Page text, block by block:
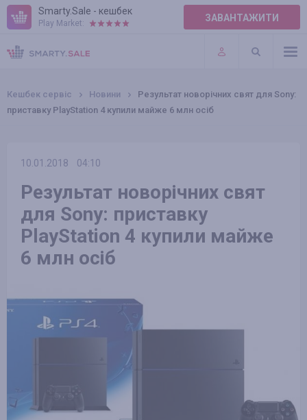
Smarty.Sale - кешбек
Play Market: ЗАВАНТАЖИТИ
ПРАВИЛА
ПЛАГІНИ
Кешбек сервіс Новини
Результат новорічних свят для Sony:
приставку PlayStation 4 купили майже 6 млн осіб
10.01.2018 04:10
Результат новорічних свят
для Sony: приставку
PlayStation 4 купили майже
6 млн осіб